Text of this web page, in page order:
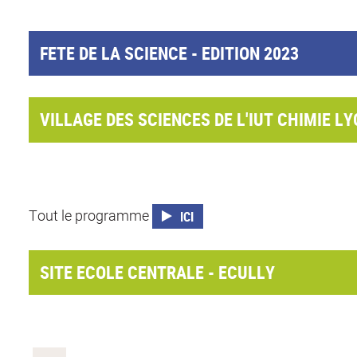
FETE DE LA SCIENCE - EDITION 2023
VILLAGE DES SCIENCES DE L'IUT CHIMIE
Tout le programme ICI
SITE ECOLE CENTRALE - ECULLY